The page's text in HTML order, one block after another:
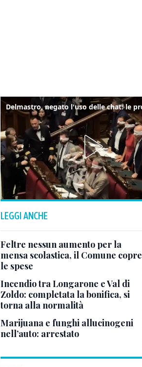
LEGGI ANCHE
Feltre nessun aumento per la
mensa scolastica, il Comune copre
le spese
Incendio tra Longarone e Val di
Zoldo: completata la bonifica, si
torna alla normalità
Marijuana e funghi allucinogeni
nell’auto: arrestato